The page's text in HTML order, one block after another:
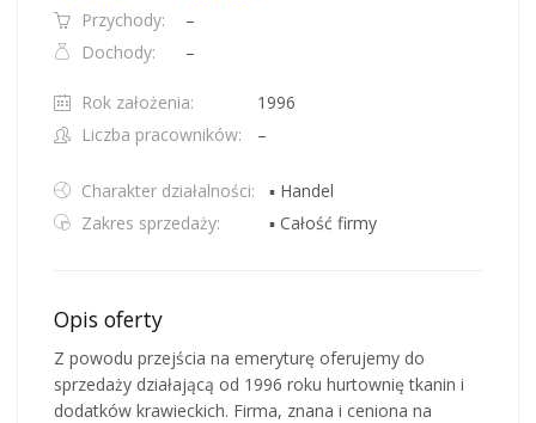
Przychody:
–
Dochody:
–
Rok założenia:
1996
Liczba pracowników:
–
Charakter działalności:
▪ Handel
Zakres sprzedaży:
▪ Całość firmy
Opis oferty
Z powodu przejścia na emeryturę oferujemy do
sprzedaży działającą od 1996 roku hurtownię tkanin i
dodatków krawieckich. Firma, znana i ceniona na